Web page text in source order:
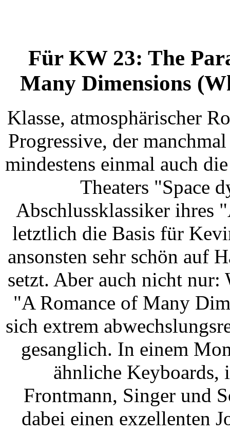
Für KW 23: The
Many Dimensions
Klasse, atmosphärischer
Progressive, der
mindestens einmal auch
Theaters "Space
Abschlussklassiker ihres
letztlich die Basis für
ansonsten sehr schön auf
setzt. Aber auch nicht nur:
"A Romance of Many
sich extrem
gesanglich. In einem
ähnliche Keyboards,
Frontmann, Singer und
dabei einen exzellenten